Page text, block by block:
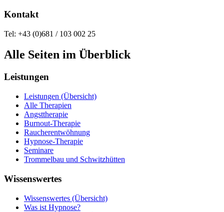
Kontakt
Tel: +43 (0)681 / 103 002 25
Alle Seiten im Überblick
Leistungen
Leistungen (Übersicht)
Alle Therapien
Angsttherapie
Burnout-Therapie
Raucherentwöhnung
Hypnose-Therapie
Seminare
Trommelbau und Schwitzhütten
Wissenswertes
Wissenswertes (Übersicht)
Was ist Hypnose?